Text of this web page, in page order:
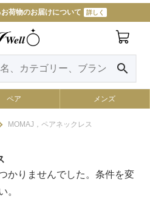
荷物のお届けについて 詳しく
search
ペア メンズ
MOMAJ，ペアネックレス
かりませんでした。条件を変
。